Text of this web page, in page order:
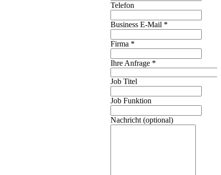
Telefon
Business E-Mail *
Firma *
Ihre Anfrage *
Job Titel
Job Funktion
Nachricht (optional)